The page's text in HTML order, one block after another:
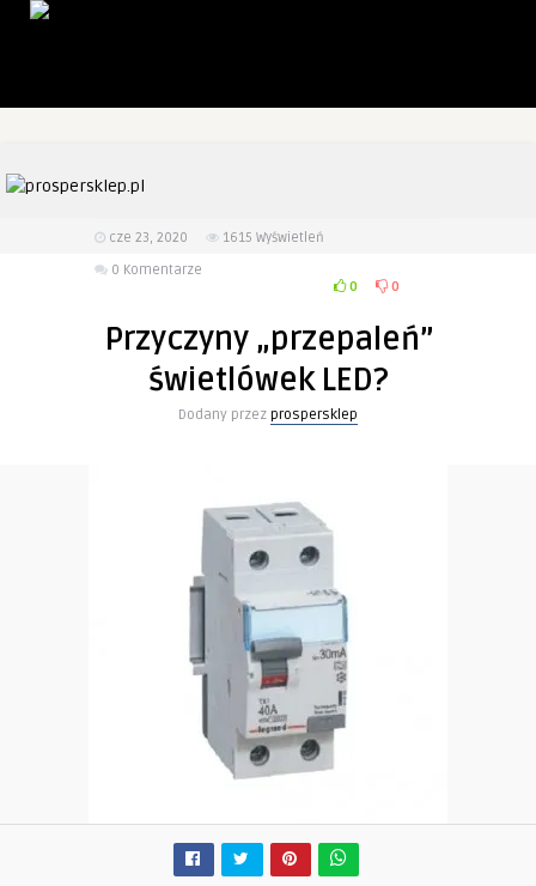
cze 23, 2020 1615 Wyświetleń
0 Komentarze
0 0
Przyczyny „przepaleń”
świetlówek LED?
Dodany przez prospersklep